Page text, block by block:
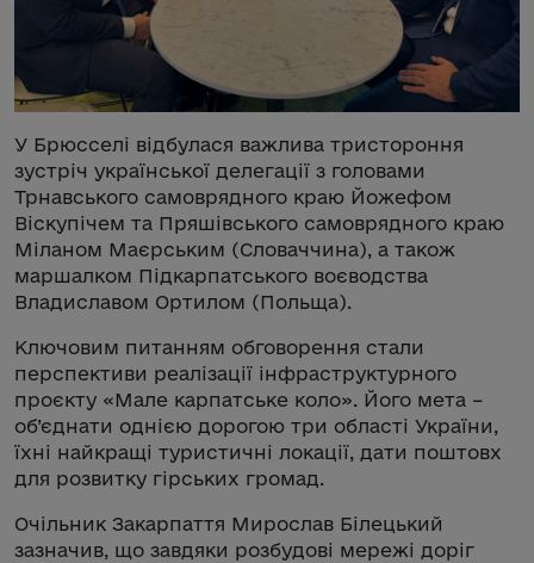
У Брюсселі відбулася важлива тристороння
зустріч української делегації з головами
Трнавського самоврядного краю Йожефом
Віскупічем та Пряшівського самоврядного краю
Міланом Маєрським (Словаччина), а також
маршалком Підкарпатського воєводства
Владиславом Ортилом (Польща).
Ключовим питанням обговорення стали
перспективи реалізації інфраструктурного
проєкту «Мале карпатське коло». Його мета –
об’єднати однією дорогою три області України,
їхні найкращі туристичні локації, дати поштовх
для розвитку гірських громад.
Очільник Закарпаття Мирослав Білецький
зазначив, що завдяки розбудові мережі доріг